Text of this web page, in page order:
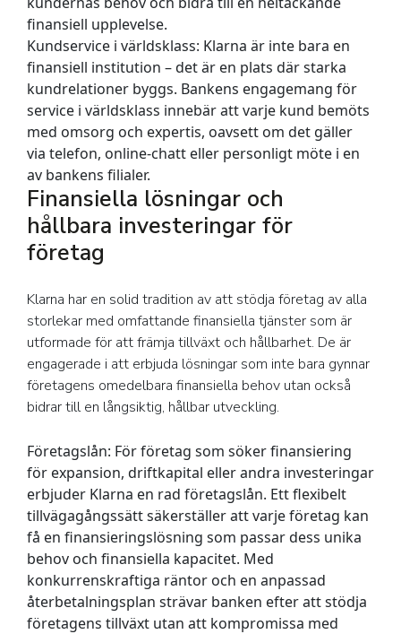
finansiell upplevelse.
Kundservice i världsklass: Klarna är inte bara en
finansiell institution – det är en plats där starka
kundrelationer byggs. Bankens engagemang för
service i världsklass innebär att varje kund bemöts
med omsorg och expertis, oavsett om det gäller
via telefon, online-chatt eller personligt möte i en
av bankens filialer.
Finansiella lösningar och
hållbara investeringar för
företag
Klarna har en solid tradition av att stödja företag av alla
storlekar med omfattande finansiella tjänster som är
utformade för att främja tillväxt och hållbarhet. De är
engagerade i att erbjuda lösningar som inte bara gynnar
företagens omedelbara finansiella behov utan också
bidrar till en långsiktig, hållbar utveckling.
Företagslån: För företag som söker finansiering
för expansion, driftkapital eller andra investeringar
erbjuder Klarna en rad företagslån. Ett flexibelt
tillvägagångssätt säkerställer att varje företag kan
få en finansieringslösning som passar dess unika
behov och finansiella kapacitet. Med
konkurrenskraftiga räntor och en anpassad
återbetalningsplan strävar banken efter att stödja
företagens tillväxt utan att kompromissa med